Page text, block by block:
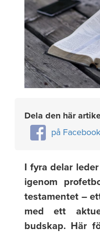
Dela den här
på Facebook
I fyra delar
igenom
testamentet –
med ett
budskap. Här